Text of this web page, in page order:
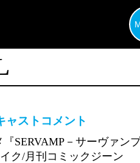
ャストコメント
SERVAMP－サーヴァン
ク/月刊コミックジーン